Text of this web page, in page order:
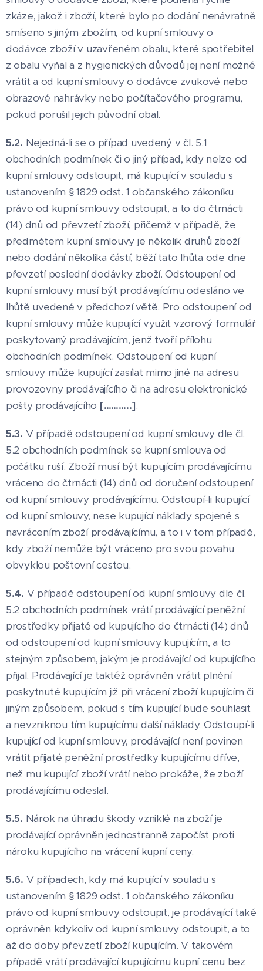
zkáze, jakož i zboží, které bylo po dodání nenávratně
smíseno s jiným zbožím, od kupní smlouvy o
dodávce zboží v uzavřeném obalu, které spotřebitel
z obalu vyňal a z hygienických důvodů jej není možné
vrátit a od kupní smlouvy o dodávce zvukové nebo
obrazové nahrávky nebo počítačového programu,
pokud porušil jejich původní obal.
5.2. Nejedná-li se o případ uvedený v čl. 5.1
obchodních podmínek či o jiný případ, kdy nelze od
kupní smlouvy odstoupit, má kupující v souladu s
ustanovením § 1829 odst. 1 občanského zákoníku
právo od kupní smlouvy odstoupit, a to do čtrnácti
(14) dnů od převzetí zboží, přičemž v případě, že
předmětem kupní smlouvy je několik druhů zboží
nebo dodání několika částí, běží tato lhůta ode dne
převzetí poslední dodávky zboží. Odstoupení od
kupní smlouvy musí být prodávajícímu odesláno ve
lhůtě uvedené v předchozí větě. Pro odstoupení od
kupní smlouvy může kupující využit vzorový formulář
poskytovaný prodávajícím, jenž tvoří přílohu
obchodních podmínek. Odstoupení od kupní
smlouvy může kupující zasílat mimo jiné na adresu
provozovny prodávajícího či na adresu elektronické
pošty prodávajícího [………..].
5.3. V případě odstoupení od kupní smlouvy dle čl.
5.2 obchodních podmínek se kupní smlouva od
počátku ruší. Zboží musí být kupujícím prodávajícímu
vráceno do čtrnácti (14) dnů od doručení odstoupení
od kupní smlouvy prodávajícímu. Odstoupí-li kupující
od kupní smlouvy, nese kupující náklady spojené s
navrácením zboží prodávajícímu, a to i v tom případě,
kdy zboží nemůže být vráceno pro svou povahu
obvyklou poštovní cestou.
5.4. V případě odstoupení od kupní smlouvy dle čl.
5.2 obchodních podmínek vrátí prodávající peněžní
prostředky přijaté od kupujícího do čtrnácti (14) dnů
od odstoupení od kupní smlouvy kupujícím, a to
stejným způsobem, jakým je prodávající od kupujícího
přijal. Prodávající je taktéž oprávněn vrátit plnění
poskytnuté kupujícím již při vrácení zboží kupujícím či
jiným způsobem, pokud s tím kupující bude souhlasit
a nevzniknou tím kupujícímu další náklady. Odstoupí-li
kupující od kupní smlouvy, prodávající není povinen
vrátit přijaté peněžní prostředky kupujícímu dříve,
než mu kupující zboží vrátí nebo prokáže, že zboží
prodávajícímu odeslal.
5.5. Nárok na úhradu škody vzniklé na zboží je
prodávající oprávněn jednostranně započíst proti
nároku kupujícího na vrácení kupní ceny.
5.6. V případech, kdy má kupující v souladu s
ustanovením § 1829 odst. 1 občanského zákoníku
právo od kupní smlouvy odstoupit, je prodávající také
oprávněn kdykoliv od kupní smlouvy odstoupit, a to
až do doby převzetí zboží kupujícím. V takovém
případě vrátí prodávající kupujícímu kupní cenu bez